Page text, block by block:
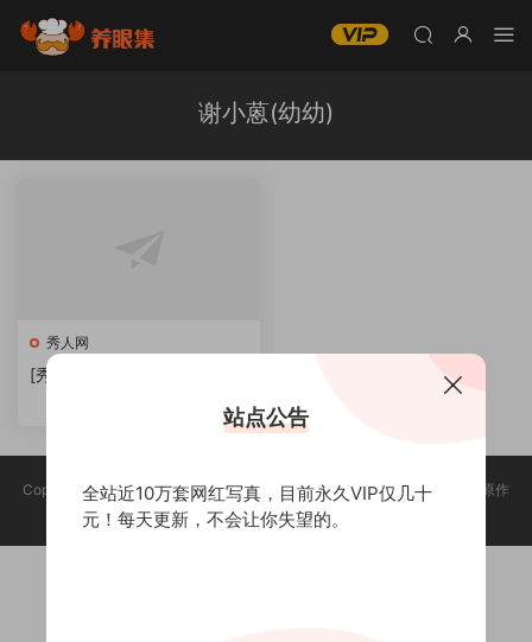
谢小蒽(幼幼)
秀人网
[秀人网] 谢小蒽(幼幼)全套写
Copyright @ 2025 养眼集 版权声明:本站所有资源均收集于网络，版权归原作
者所有，如有侵权，请联系删除。
站点公告
全站近10万套网红写真，目前永久VIP仅几十
元！每天更新，不会让你失望的。